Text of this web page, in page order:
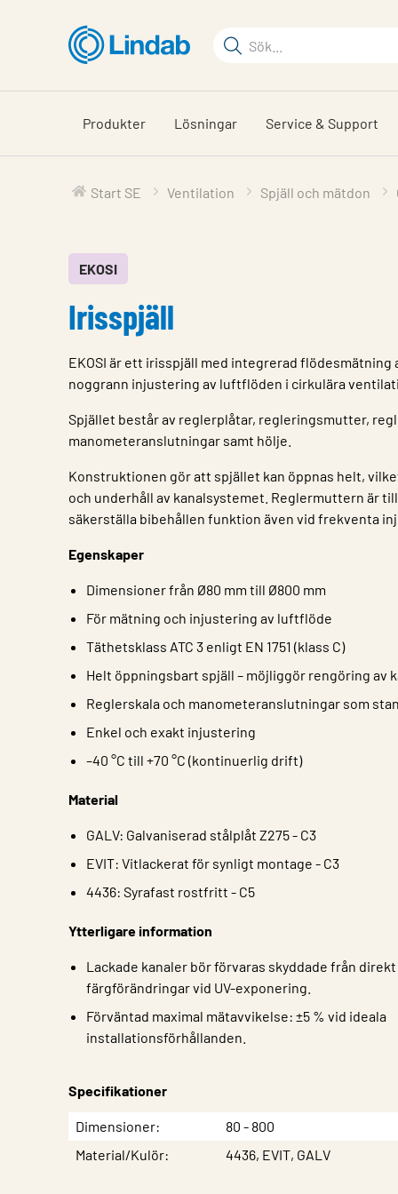
huvudinnehållet
Sökord
på
sajten
Produkter Lösningar Service & Support
Start SE Ventilation Spjäll och mätdon
EKOSI
Irisspjäll
EKOSI är ett irisspjäll med integrerad flödesmätning
noggrann injustering av luftflöden i cirkulära
Spjället består av reglerplåtar, regleringsmutter,
manometeranslutningar samt hölje.
Konstruktionen gör att spjället kan öppnas helt,
och underhåll av kanalsystemet. Reglermuttern är
säkerställa bibehållen funktion även vid frekventa
Egenskaper
Dimensioner från Ø80 mm till Ø800 mm
För mätning och injustering av luftflöde
Täthetsklass ATC 3 enligt EN 1751 (klass C)
Helt öppningsbart spjäll – möjliggör rengöring av
Reglerskala och manometeranslutningar som
Enkel och exakt injustering
–40 °C till +70 °C (kontinuerlig drift)
Material
GALV: Galvaniserad stålplåt Z275 - C3
EVIT: Vitlackerat för synligt montage - C3
4436: Syrafast rostfritt - C5
Ytterligare information
Lackade kanaler bör förvaras skyddade från
färgförändringar vid UV-exponering.
Förväntad maximal mätavvikelse: ±5 % vid ideala
installationsförhållanden.
Specifikationer
EgenskapVärde
Dimensioner
80 - 800
Material/Kulör
4436, EVIT, GALV